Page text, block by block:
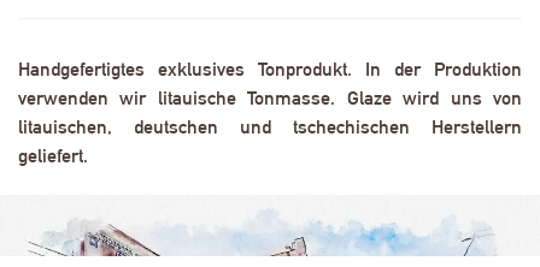
Handgefertigtes exklusives Tonprodukt. In der Produktion
verwenden wir litauische Tonmasse. Glaze wird uns von
litauischen, deutschen und tschechischen Herstellern
geliefert.